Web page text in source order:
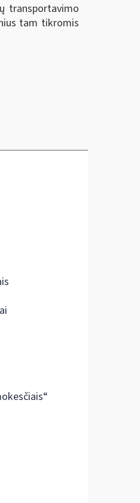
transportavimo
tam tikromis